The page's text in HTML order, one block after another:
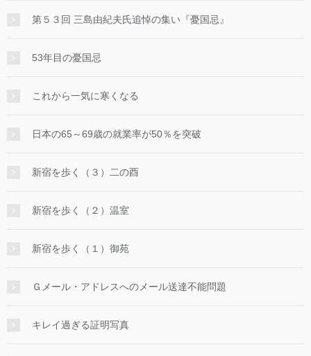
第５３回 三島由紀夫氏追悼の集い『憂国忌』
53年目の憂国忌
これから一気に寒くなる
日本の65～69歳の就業率が50％を突破
新宿を歩く（３）二の酉
新宿を歩く（２）温室
新宿を歩く（１）御苑
Ｇメール・アドレスへのメール送達不能問題
キレイ過ぎる証明写真